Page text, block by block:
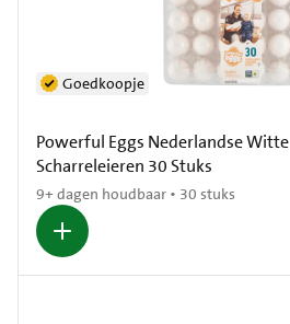
Powerful Eggs Nederlandse Witte
Scharreleieren 30 Stuks
9+ dagen houdbaar • 30 stuks
Goedkoopje